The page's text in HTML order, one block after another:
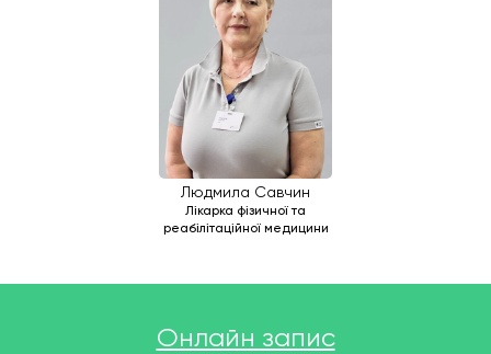
Людмила Савчин
Лікарка фізичної та
реабілітаційної медицини
Онлайн запис